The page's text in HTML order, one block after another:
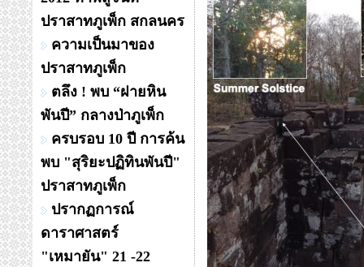
ปราสาทภูเพ็ก สกลนคร
ความเป็นมาของ
ปราสาทภูเพ็ก
ตลึง ! พบ “ฝายหิน
พันปี” กลางป่าภูเพ็ก
ครบรอบ 10 ปี การค้น
พบ "สุริยะปฏิทินพันปี"
ปราสาทภูเพ็ก
ปรากฏการณ์
ดาราศาสตร์
"เหมายัน" 21 -22